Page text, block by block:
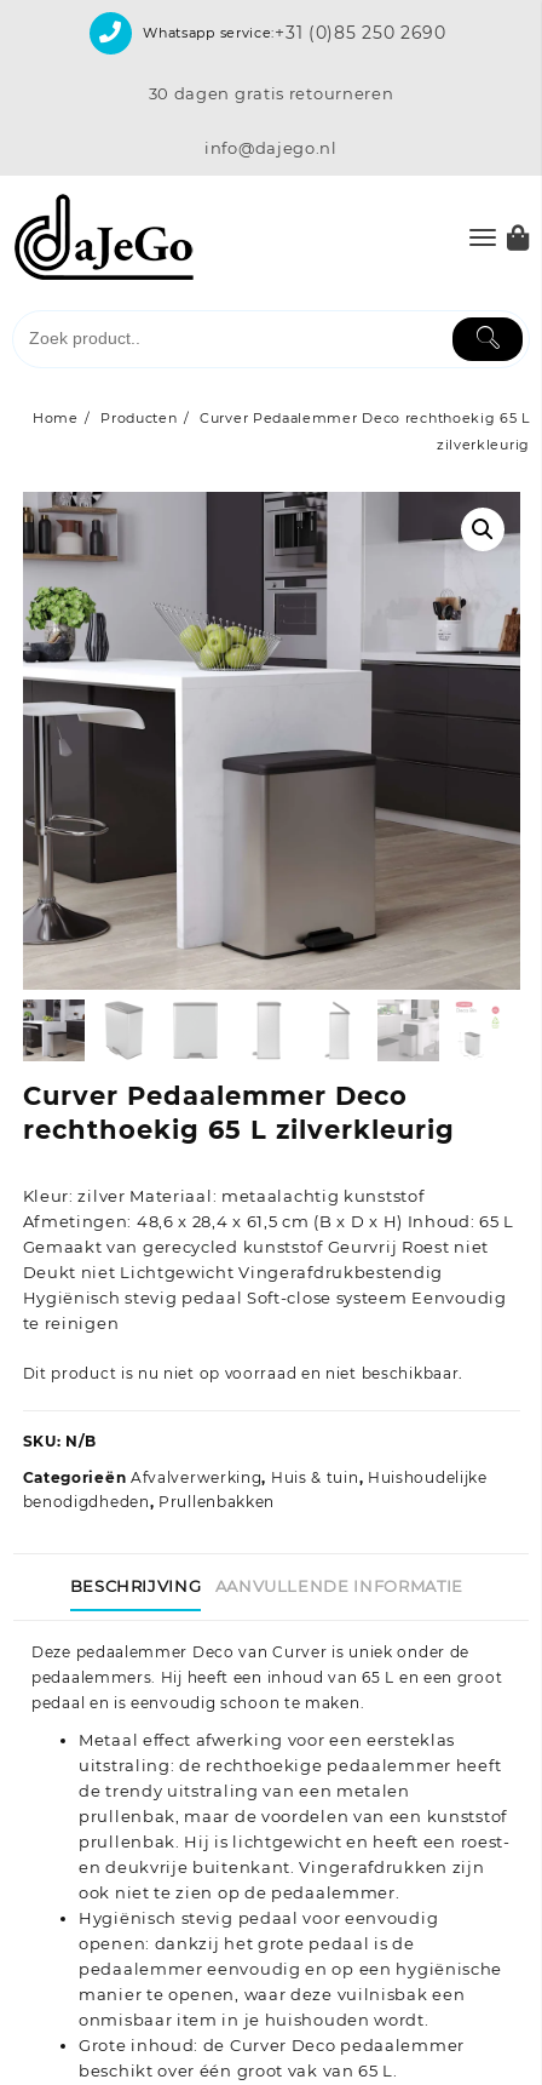
Whatsapp service:+31 (0)85 250 2690
30 dagen gratis retourneren
info@dajego.nl
Home Producten
Curver Pedaalemmer Deco rechthoekig 65 L
zilverkleurig
Curver Pedaalemmer Deco
rechthoekig 65 L zilverkleurig
Kleur: zilver Materiaal: metaalachtig kunststof
Afmetingen: 48,6 x 28,4 x 61,5 cm (B x D x H) Inhoud: 65 L
Gemaakt van gerecycled kunststof Geurvrij Roest niet
Deukt niet Lichtgewicht Vingerafdrukbestendig
Hygiënisch stevig pedaal Soft-close systeem Eenvoudig
te reinigen
Dit product is nu niet op voorraad en niet beschikbaar.
SKU: N/B
Categorieën Afvalverwerking, Huis & tuin, Huishoudelijke
benodigdheden, Prullenbakken
BESCHRIJVING AANVULLENDE INFORMATIE
Deze pedaalemmer Deco van Curver is uniek onder de
pedaalemmers. Hij heeft een inhoud van 65 L en een groot
pedaal en is eenvoudig schoon te maken.
Metaal effect afwerking voor een eersteklas
uitstraling: de rechthoekige pedaalemmer heeft
de trendy uitstraling van een metalen
prullenbak, maar de voordelen van een kunststof
prullenbak. Hij is lichtgewicht en heeft een roest-
en deukvrije buitenkant. Vingerafdrukken zijn
ook niet te zien op de pedaalemmer.
Hygiënisch stevig pedaal voor eenvoudig
openen: dankzij het grote pedaal is de
pedaalemmer eenvoudig en op een hygiënische
manier te openen, waar deze vuilnisbak een
onmisbaar item in je huishouden wordt.
Grote inhoud: de Curver Deco pedaalemmer
beschikt over één groot vak van 65 L.